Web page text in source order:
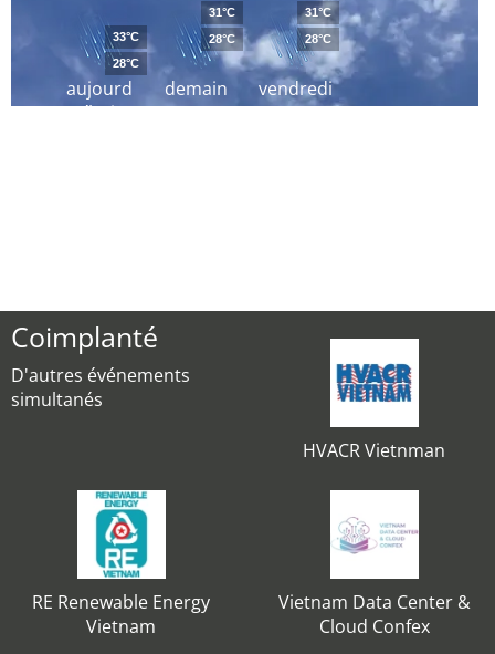
aujourd
´hui
33°C
28°C
demain
31°C
28°C
vendredi
31°C
28°C
Coimplanté
D'autres événements
simultanés
HVACR Vietnman
RE Renewable Energy
Vietnam
Vietnam Data Center &
Cloud Confex